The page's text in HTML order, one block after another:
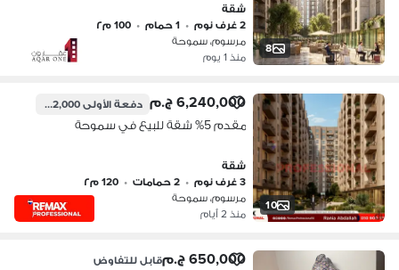
8
شقة
2 غرف نوم
• 1 حمام • 100 م٢
مرسوم، سموحة
منذ 1 يوم
10
6,240,000 ج.م دفعة الأولى312,000 ج.م
مقدم 5% شقة للبيع في سموحة
شقة
3 غرف نوم
• 2 حمامات • 120 م٢
مرسوم، سموحة
منذ 2 أيام
650,000 ج.م قابل للتفاوض